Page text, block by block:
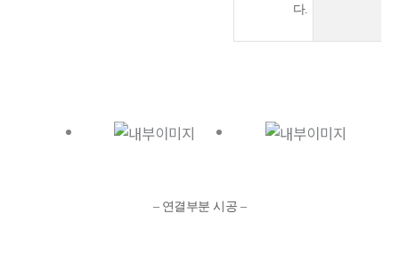
다.
– 연결부분 시공 –